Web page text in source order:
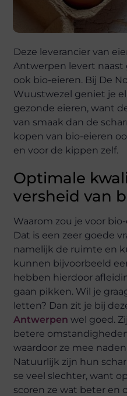
Deze leverancier van
Antwerpen levert naast
ook bio-eieren. Bij De
Wuustwezel geniet je
gezonde eieren, want
van smaak dan de
kopen van bio-eieren
en voor de kippen zelf.
Optimale
versheid van
Waarom zou je voor
Dat is een zeer goede
namelijk de ruimte en
kunnen bijvoorbeeld
hebben hierdoor
gaan pikken. Wil je
letten? Dan zit je bij
Antwerpen wel goed.
betere
waardoor ze mee
Natuurlijk zijn hun
se veel slechter, want
scoren ze wat beter en